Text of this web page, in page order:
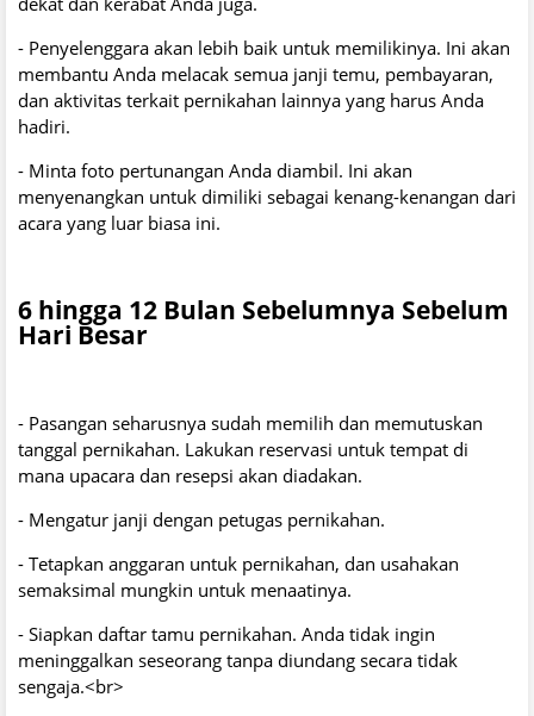
- Penyelenggara akan lebih baik untuk memilikinya. Ini akan
membantu Anda melacak semua janji temu, pembayaran,
dan aktivitas terkait pernikahan lainnya yang harus Anda
hadiri.
- Minta foto pertunangan Anda diambil. Ini akan
menyenangkan untuk dimiliki sebagai kenang-kenangan dari
acara yang luar biasa ini.
6 hingga 12 Bulan Sebelumnya Sebelum
Hari Besar
- Pasangan seharusnya sudah memilih dan memutuskan
tanggal pernikahan. Lakukan reservasi untuk tempat di
mana upacara dan resepsi akan diadakan.
- Mengatur janji dengan petugas pernikahan.
- Tetapkan anggaran untuk pernikahan, dan usahakan
semaksimal mungkin untuk menaatinya.
- Siapkan daftar tamu pernikahan. Anda tidak ingin
meninggalkan seseorang tanpa diundang secara tidak
sengaja.<br>